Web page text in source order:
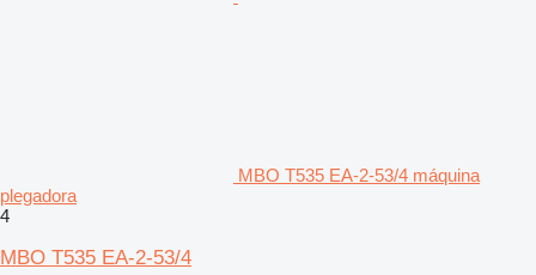
MBO T535 EA-2-53/4 máquina
plegadora
4
MBO T535 EA-2-53/4